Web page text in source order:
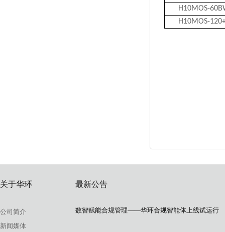
H10MOS-
H10MOS-
关于华环
公司简介
新闻媒体
最新公告
数智赋能合规管理——华环合规智能体上线试运行